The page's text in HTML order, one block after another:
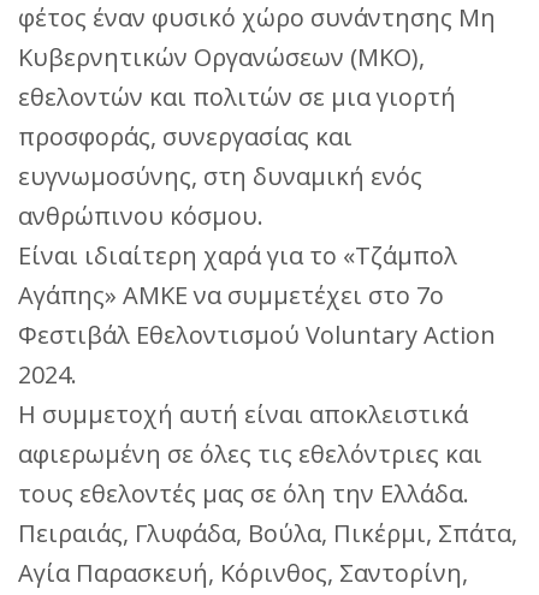
φέτος έναν φυσικό χώρο συνάντησης Μη
Κυβερνητικών Οργανώσεων (ΜΚΟ),
εθελοντών και πολιτών σε μια γιορτή
προσφοράς, συνεργασίας και
ευγνωμοσύνης, στη δυναμική ενός
ανθρώπινου κόσμου.
Είναι ιδιαίτερη χαρά για το «Τζάμπολ
Αγάπης» ΑΜΚΕ να συμμετέχει στο 7ο
Φεστιβάλ Εθελοντισμού Voluntary Action
2024.
Η συμμετοχή αυτή είναι αποκλειστικά
αφιερωμένη σε όλες τις εθελόντριες και
τους εθελοντές μας σε όλη την Ελλάδα.
Πειραιάς, Γλυφάδα, Βούλα, Πικέρμι, Σπάτα,
Αγία Παρασκευή, Κόρινθος, Σαντορίνη,